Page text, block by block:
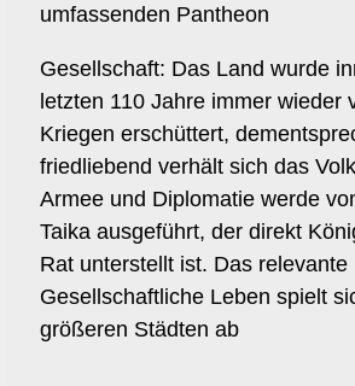
umfassenden Pantheon
Gesellschaft: Das Land wurde
letzten 110 Jahre immer wieder
Kriegen erschüttert,
friedliebend verhält sich das
Armee und Diplomatie werde
Taika ausgeführt, der direkt
Rat unterstellt ist. Das relevante
Gesellschaftliche Leben spielt
größeren Städten ab